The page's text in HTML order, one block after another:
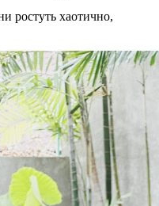
ростуть хаотично,